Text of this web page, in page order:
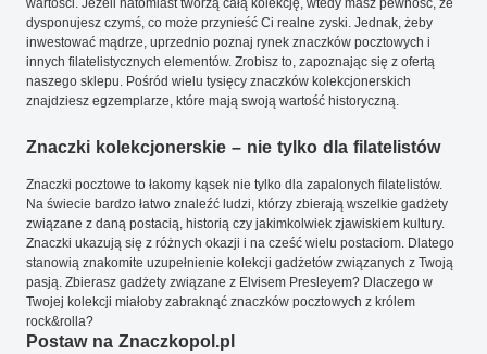
dysponujesz czymś, co może przynieść Ci realne zyski. Jednak, żeby
inwestować mądrze, uprzednio poznaj rynek znaczków pocztowych i
innych filatelistycznych elementów. Zrobisz to, zapoznając się z ofertą
naszego sklepu. Pośród wielu tysięcy znaczków kolekcjonerskich
znajdziesz egzemplarze, które mają swoją wartość historyczną.
Znaczki kolekcjonerskie – nie tylko dla filatelistów
Znaczki pocztowe to łakomy kąsek nie tylko dla zapalonych filatelistów.
Na świecie bardzo łatwo znaleźć ludzi, którzy zbierają wszelkie gadżety
związane z daną postacią, historią czy jakimkolwiek zjawiskiem kultury.
Znaczki ukazują się z różnych okazji i na cześć wielu postaciom. Dlatego
stanowią znakomite uzupełnienie kolekcji gadżetów związanych z Twoją
pasją. Zbierasz gadżety związane z Elvisem Presleyem? Dlaczego w
Twojej kolekcji miałoby zabraknąć znaczków pocztowych z królem
rock&rolla?
Postaw na Znaczkopol.pl